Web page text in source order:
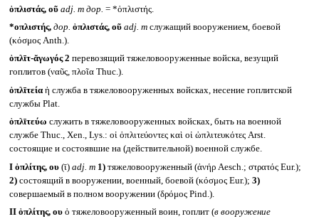
ὁπλιστάς, οῦ adj. m дор. = *ὁπλιστής.
*οπλιστής, дор. ὁπλιστάς, οῦ adj. mслужащий вооружением, боевой
(κόσμος Anth.).
ὁπλῑτ-ᾰγωγός 2 перевозящий тяжеловооруженные войска, везущий
гоплитов (ναῦς, πλοῖα Thuc.).
ὁπλῑτεία ἡ служба в тяжеловооруженных войсках, несение гоплитской
службы Plat.
ὁπλῑτεύω служить в тяжеловооруженных войсках, быть на военной
службе Thuc., Xen., Lys.: οἱ ὁπλιτεύοντες καὶ οἱ ὡπλιτευκότες Arst.
состоящие и состоявшие на (действительной) военной службе.
I ὁπλίτης, ου(ῑ) adj. m 1)тяжеловооруженный (ἀνήρ Aesch.; στρατός Eur.);
2)состоящий в вооружении, военный, боевой (κόσμος Eur.); 3)
совершаемый в полном вооружении (δρόμος Pind.).
II ὁπλίτης, ουὁ тяжеловооруженный воин, гоплит (в вооружение